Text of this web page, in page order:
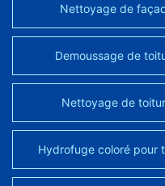
Nettoyage de
Demoussage de
Nettoyage de
Hydrofuge coloré pour